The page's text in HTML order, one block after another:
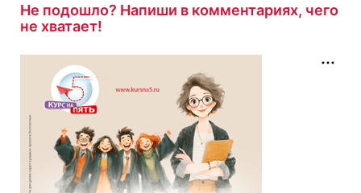
Не подошло? Напиши в комментариях, чего
не хватает!